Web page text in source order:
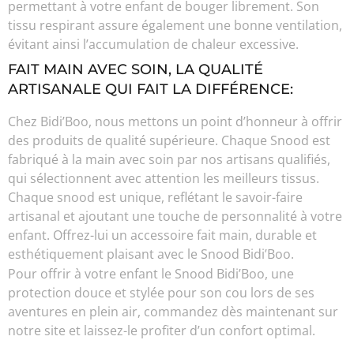
permettant à votre enfant de bouger librement. Son
tissu respirant assure également une bonne ventilation,
évitant ainsi l’accumulation de chaleur excessive.
FAIT MAIN AVEC SOIN, LA QUALITÉ
ARTISANALE QUI FAIT LA DIFFÉRENCE:
Chez Bidi’Boo, nous mettons un point d’honneur à offrir
des produits de qualité supérieure. Chaque Snood est
fabriqué à la main avec soin par nos artisans qualifiés,
qui sélectionnent avec attention les meilleurs tissus.
Chaque snood est unique, reflétant le savoir-faire
artisanal et ajoutant une touche de personnalité à votre
enfant. Offrez-lui un accessoire fait main, durable et
esthétiquement plaisant avec le Snood Bidi’Boo.
Pour offrir à votre enfant le Snood Bidi’Boo, une
protection douce et stylée pour son cou lors de ses
aventures en plein air, commandez dès maintenant sur
notre site et laissez-le profiter d’un confort optimal.